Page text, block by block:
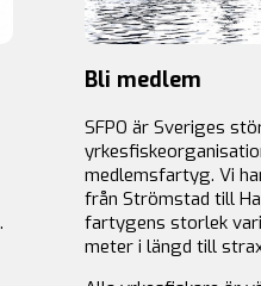
Bli medlem
SFPO är Sveriges
medlemsfartyg. Vi
från Strömstad till
fartygens storlek
meter i längd till